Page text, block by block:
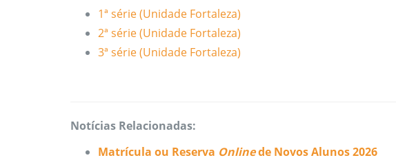
1ª série (Unidade Fortaleza)
2ª série (Unidade Fortaleza)
3ª série (Unidade Fortaleza)
Notícias Relacionadas:
Matrícula ou Reserva Onlinede Novos Alunos 2026